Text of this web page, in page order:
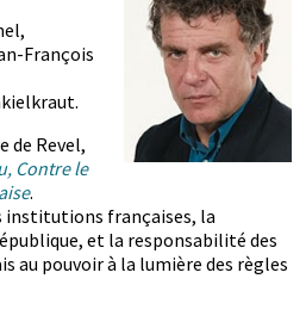
François
de Revel,
Contre le
.
institutions françaises, la
et la responsabilité des
au pouvoir à la lumière des règles